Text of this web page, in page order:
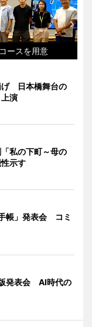
ースを用意
げ 日本橋舞台の
演
私の下町～母の
示す
帳」発表会 コミ
発表会 AI時代の